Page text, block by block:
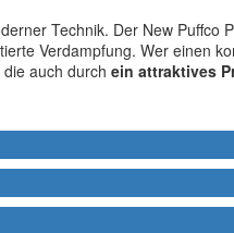
Technik. Der New Puffco
Verdampfung. Wer einen
auch durch ein attraktives